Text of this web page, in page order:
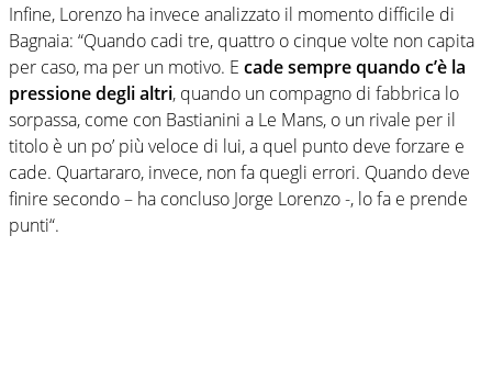
Infine, Lorenzo ha invece analizzato il momento difficile di
Bagnaia: “Quando cadi tre, quattro o cinque volte non capita
per caso, ma per un motivo. E cade sempre quando c’è la
pressione degli altri, quando un compagno di fabbrica lo
sorpassa, come con Bastianini a Le Mans, o un rivale per il
titolo è un po’ più veloce di lui, a quel punto deve forzare e
cade. Quartararo, invece, non fa quegli errori. Quando deve
finire secondo – ha concluso Jorge Lorenzo -, lo fa e prende
punti“.